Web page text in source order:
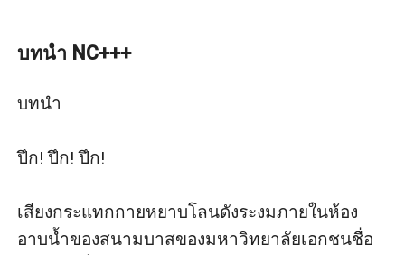
"อื้อ!" ลูกพีชครางอู้อี้ในลำคอกำปั้นเล็กทุบตีแผงอกแกร่ง
อ้อยอิ่ง
เส้นผมดำขลับของเธอแรงๆจนยุ่งเหยิงก่อนจะหยัดกายลุก
บทนำ NC+++
บทนำ
ปึก! ปึก! ปึก!
เสียงกระแทกกายหยาบโลนดังระงมภายในห้อง
อาบน้ำของสนามบาสของมหาวิทยาลัยเอกชนชื่อ